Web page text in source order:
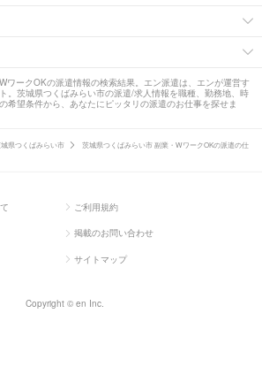
ワークOKの派遣情報の検索結果。エン派遣は、エンが運営す
。茨城県つくばみらい市の派遣/求人情報を職種、勤務地、時
希望条件から、あなたにピッタリの派遣のお仕事を探せま
県つくばみらい市
茨城県つくばみらい市 副業・WワークOKの派遣の仕
ご利用規約
掲載のお問い合わせ
サイトマップ
Copyright © en Inc.